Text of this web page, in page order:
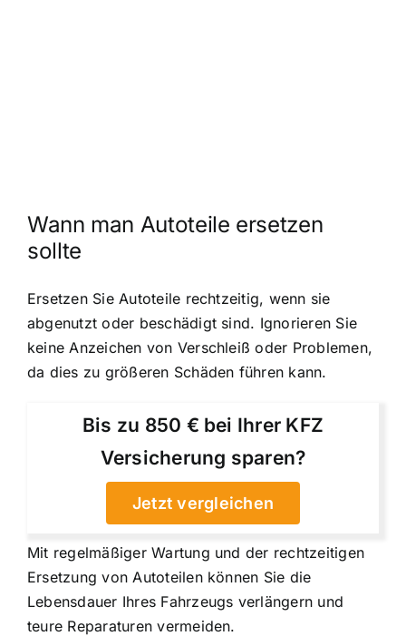
Wann man Autoteile ersetzen
sollte
Ersetzen Sie Autoteile rechtzeitig, wenn sie
abgenutzt oder beschädigt sind. Ignorieren Sie
keine Anzeichen von Verschleiß oder Problemen,
da dies zu größeren Schäden führen kann.
Bis zu 850 € bei Ihrer KFZ
Versicherung sparen?
Jetzt vergleichen
Mit regelmäßiger Wartung und der rechtzeitigen
Ersetzung von Autoteilen können Sie die
Lebensdauer Ihres Fahrzeugs verlängern und
teure Reparaturen vermeiden.